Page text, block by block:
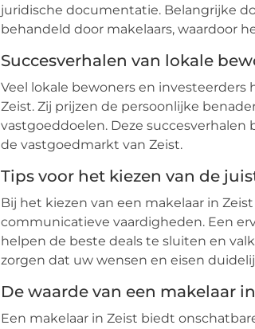
juridische documentatie. Belangrijke
behandeld door makelaars, waardoor
Succesverhalen van lokale
Veel lokale bewoners en
Zeist. Zij prijzen de persoonlijke
vastgoeddoelen. Deze
de vastgoedmarkt van Zeist.
Tips voor het kiezen van de
Bij het kiezen van een makelaar in
communicatieve vaardigheden. Een
helpen de beste deals te sluiten en
zorgen dat uw wensen en eisen
De waarde van een makelaar
Een makelaar in Zeist biedt